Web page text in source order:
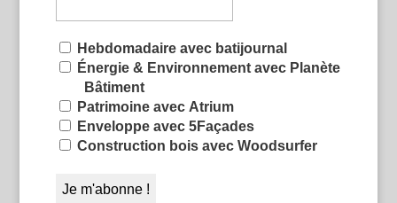
Hebdomadaire avec batijournal
Énergie & Environnement avec Planète
Bâtiment
Patrimoine avec Atrium
Enveloppe avec 5Façades
Construction bois avec Woodsurfer